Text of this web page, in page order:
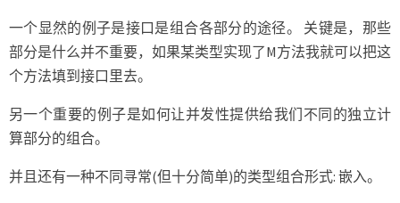
一个显然的例子是接口是组合各部分的途径。 关键是，那些
部分是什么并不重要，如果某类型实现了M方法我就可以把这
个方法填到接口里去。
另一个重要的例子是如何让并发性提供给我们不同的独立计
算部分的组合。
并且还有一种不同寻常(但十分简单)的类型组合形式: 嵌入。